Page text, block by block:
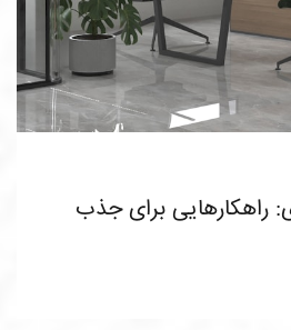
راهکارهایی برای جذب